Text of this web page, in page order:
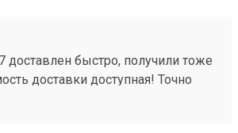
доставлен быстро, получили тоже
доставки доступная! Точно